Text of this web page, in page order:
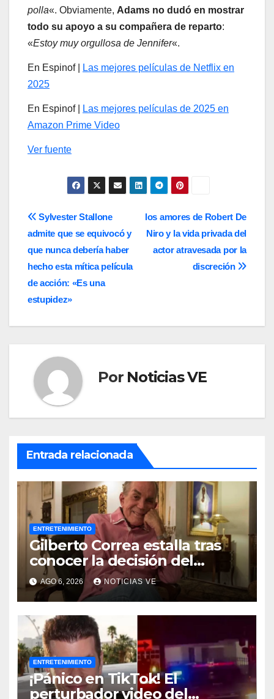
polla«. Obviamente, Adams no dudó en mostrar
todo su apoyo a su compañera de reparto:
«Estoy muy orgullosa de Jennifer«.
En Espinof |
Las mejores películas de Netflix en
2025
En Espinof |
Las mejores películas de 2025 en
Amazon Prime Video
Ver fuente
Navegación
de
entradas
los amores de Robert De
Niro y la vida privada del
actor atravesada por la
discreción
Sylvester Stallone
admite que se equivocó y
que nunca debería haber
hecho esta mítica película
de acción: «Es una
estupidez»
Por Noticias VE
Entrada relacionada
ENTRETENIMIENTO
Gilberto Correa estalla tras
conocer la decisión del
tribunal en su caso
AGO 6, 2026 NOTICIAS VE
ENTRETENIMIENTO
¡Pánico en TikTok! El
perturbador video del